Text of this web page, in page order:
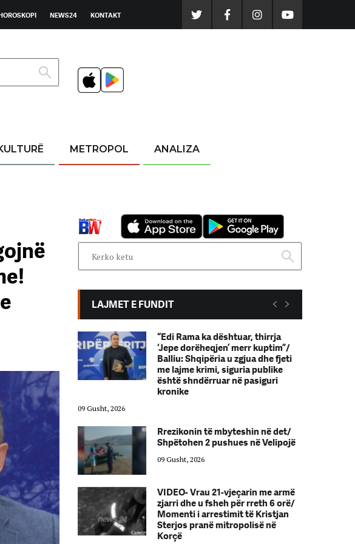
NEWS24 KONTAKT
METROPOL ANALIZA
LAJMET E FUNDIT
publike
në pasiguri
në det/
në Velipojë
me armë
për rreth 6 orë/
të Kristjan
në
“Edi Rama ka dështuar, thirrja
‘Jepe dorëheqjen’ merr kuptim”/
Balliu: Shqipëria u zgjua dhe fjeti
me lajme krimi, siguria publike
është shndërruar në pasiguri
kronike
09 Gusht, 2026
Rrezikonin të mbyteshin në det/
Shpëtohen 2 pushues në Velipojë
09 Gusht, 2026
VIDEO- Vrau 21-vjeçarin me armë
zjarri dhe u fsheh për rreth 6 orë/
Momenti i arrestimit të Kristjan
Sterjos pranë mitropolisë në
Korçë